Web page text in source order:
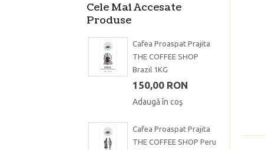
Cele Mai Accesate
Produse
Cafea Proaspat Prajita
THE COFFEE SHOP
Brazil 1KG
150,00 RON
Adaugă în coş
Cafea Proaspat Prajita
THE COFFEE SHOP Peru